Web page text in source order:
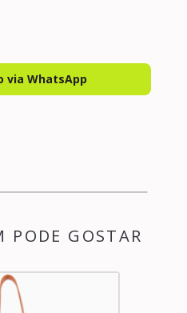
via WhatsApp
PODE GOSTAR